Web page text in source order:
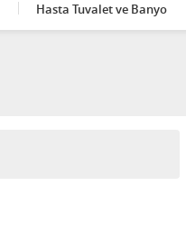
Hasta Tuvalet ve Banyo